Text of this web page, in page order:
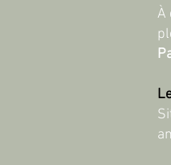
À